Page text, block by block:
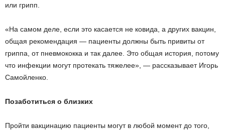
или грипп.
«На самом деле, если это касается не ковида, а других вакцин,
общая рекомендация — пациенты должны быть привиты от
гриппа, от пневмококка и так далее. Это общая история, потому
что инфекции могут протекать тяжелее», — рассказывает Игорь
Самойленко.
Позаботиться о близких
Пройти вакцинацию пациенты могут в любой момент до того,